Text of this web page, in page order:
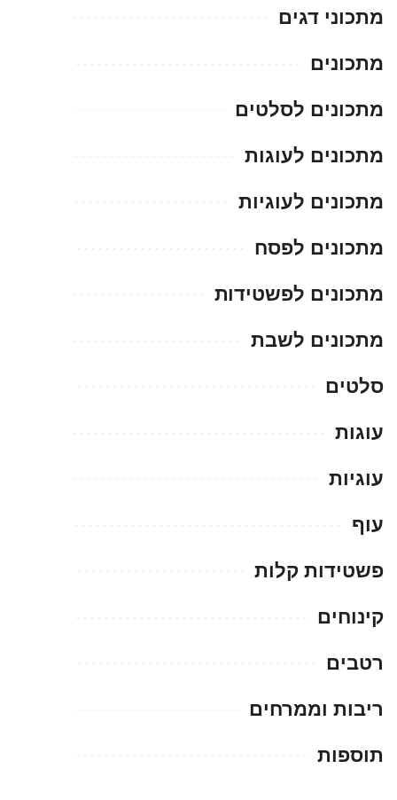
מתכוני דגים
מתכונים
מתכונים לסלטים
מתכונים לעוגות
מתכונים לעוגיות
מתכונים לפסח
מתכונים לפשטידות
מתכונים לשבת
סלטים
עוגות
עוגיות
עוף
פשטידות קלות
קינוחים
רטבים
ריבות וממרחים
תוספות